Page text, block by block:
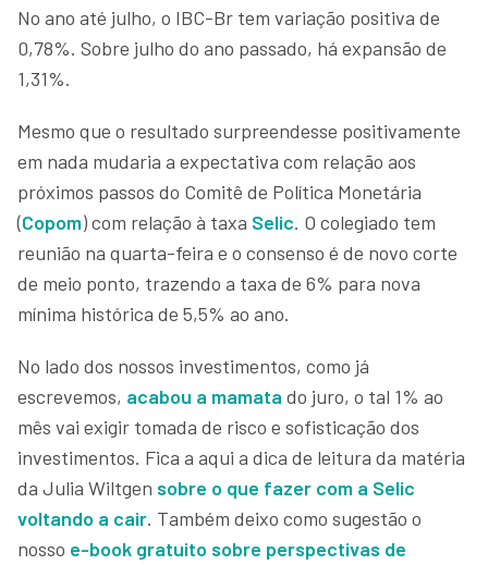
No ano até julho, o IBC-Br tem variação positiva de
0,78%. Sobre julho do ano passado, há expansão de
1,31%.
Mesmo que o resultado surpreendesse positivamente
em nada mudaria a expectativa com relação aos
próximos passos do Comitê de Política Monetária
(Copom) com relação à taxa Selic. O colegiado tem
reunião na quarta-feira e o consenso é de novo corte
de meio ponto, trazendo a taxa de 6% para nova
mínima histórica de 5,5% ao ano.
No lado dos nossos investimentos, como já
escrevemos, acabou a mamata do juro, o tal 1% ao
mês vai exigir tomada de risco e sofisticação dos
investimentos. Fica a aqui a dica de leitura da matéria
da Julia Wiltgen sobre o que fazer com a Selic
voltando a cair. Também deixo como sugestão o
nosso e-book gratuito sobre perspectivas de